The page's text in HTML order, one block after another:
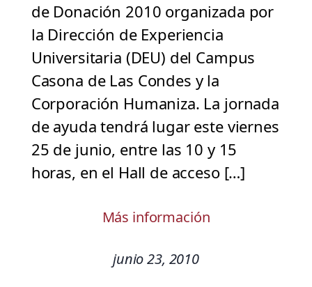
de Donación 2010 organizada por
la Dirección de Experiencia
Universitaria (DEU) del Campus
Casona de Las Condes y la
Corporación Humaniza. La jornada
de ayuda tendrá lugar este viernes
25 de junio, entre las 10 y 15
horas, en el Hall de acceso […]
Más información
junio 23, 2010